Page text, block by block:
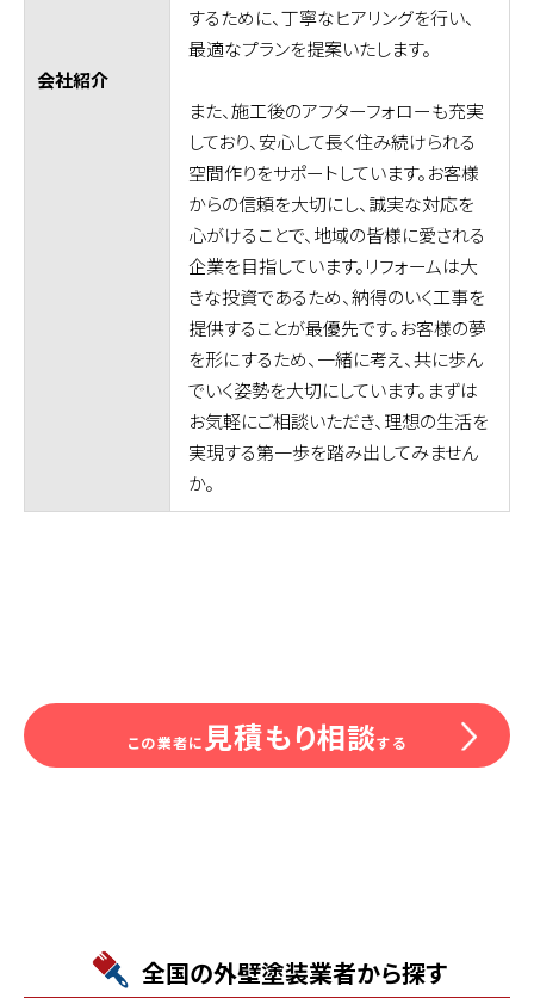
会社紹介
するために、丁寧なヒアリングを行い、
最適なプランを提案いたします。
また、施工後のアフターフォローも充実
しており、安心して長く住み続けられる
空間作りをサポートしています。お客様
からの信頼を大切にし、誠実な対応を
心がけることで、地域の皆様に愛される
企業を目指しています。リフォームは大
きな投資であるため、納得のいく工事を
提供することが最優先です。お客様の夢
を形にするため、一緒に考え、共に歩ん
でいく姿勢を大切にしています。まずは
お気軽にご相談いただき、理想の生活を
実現する第一歩を踏み出してみません
か。
この業者に 見積もり相談する
全国の外壁塗装業者から探す